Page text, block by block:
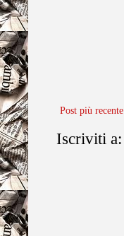
Post più recente
Iscriviti a: